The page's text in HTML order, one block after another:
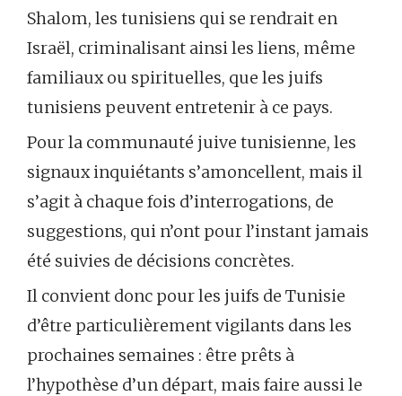
Shalom, les tunisiens qui se rendrait en
Israël, criminalisant ainsi les liens, même
familiaux ou spirituelles, que les juifs
tunisiens peuvent entretenir à ce pays.
Pour la communauté juive tunisienne, les
signaux inquiétants s’amoncellent, mais il
s’agit à chaque fois d’interrogations, de
suggestions, qui n’ont pour l’instant jamais
été suivies de décisions concrètes.
Il convient donc pour les juifs de Tunisie
d’être particulièrement vigilants dans les
prochaines semaines : être prêts à
l’hypothèse d’un départ, mais faire aussi le